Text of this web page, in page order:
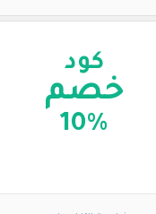
كود
خصم
10%